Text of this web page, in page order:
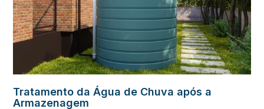
Tratamento da Água de Chuva após a
Armazenagem